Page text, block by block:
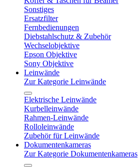
Sonstiges
Ersatzfilter
Fernbedienungen
Diebstahlschutz & Zubehör
Wechselobjektive
Epson Objektive
Sony Objektive
Leinwände
Zur Kategorie Leinwände
Elektrische Leinwände
Kurbelleinwände
Rahmen-Leinwände
Rolloleinwände
Zubehör für Leinwände
Dokumentenkameras
Zur Kategorie Dokumentenkameras